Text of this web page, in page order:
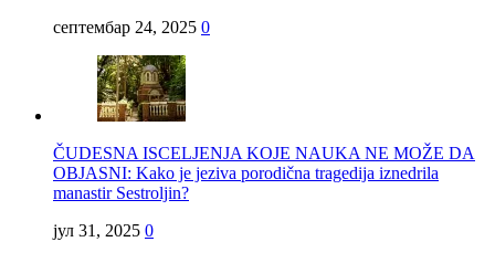
септембар 24, 2025 0
ČUDESNA ISCELJENJA KOJE NAUKA NE MOŽE DA
OBJASNI: Kako je jeziva porodična tragedija iznedrila
manastir Sestroljin?
јул 31, 2025 0